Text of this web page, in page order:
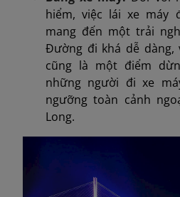
hiểm, việc lái xe máy
mang đến một trải
Đường đi khá dễ dàng,
cũng là một điểm
những người đi xe
ngưỡng toàn cảnh
Long.